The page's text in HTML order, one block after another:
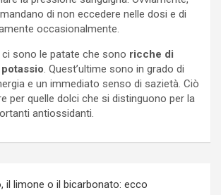
di non eccedere nelle dosi e di
occasionalmente.
ci sono le patate che sono ricche di
. Quest’ultime sono in grado di
e un immediato senso di sazietà. Ciò
per quelle dolci che si distinguono per la
antiossidanti.
il limone o il bicarbonato: ecco